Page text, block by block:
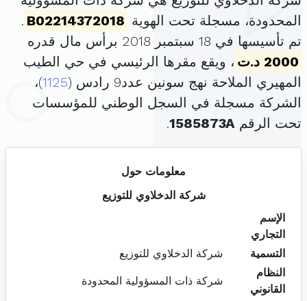
المحدودة، مسجلة تحت الهوية B02214372018
.
تم تأسيسها في 18 سبتمبر 2018 برأس مال قدره
2000 د.ت
، ويقع مقرها الرئيسي في حي الطيب
المهيري الملاحة نهج سونين عدد9 رادس (
1125)،
الشركة مسجلة في السجل الوطني للمؤسسات
تحت الرقم 1585873A
.
معلومات حول
شركة الدخلاوي للتوزيع
الإسم
التجاري
التسمية
شركة الدخلاوي للتوزيع
النظام
القانوني
شركة ذات المسؤولية المحدودة